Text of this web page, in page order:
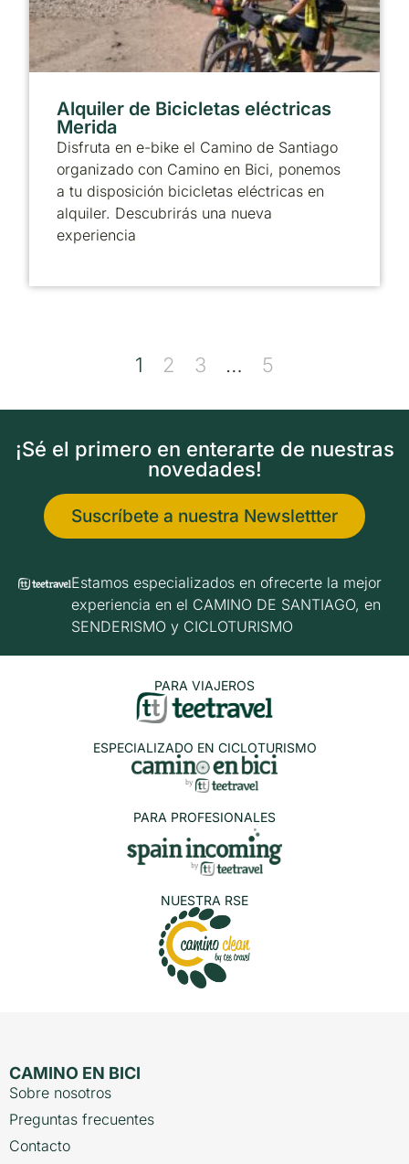
Alquiler de Bicicletas eléctricas
Merida
Disfruta en e-bike el Camino de Santiago
organizado con Camino en Bici, ponemos
a tu disposición bicicletas eléctricas en
alquiler. Descubrirás una nueva
experiencia
1 2 3 … 5
¡Sé el primero en enterarte de nuestras
novedades!
Suscríbete a nuestra Newslettter
Estamos especializados en ofrecerte la mejor
experiencia en el CAMINO DE SANTIAGO, en
SENDERISMO y CICLOTURISMO
PARA VIAJEROS
ESPECIALIZADO EN CICLOTURISMO
PARA PROFESIONALES
NUESTRA RSE
CAMINO EN BICI
Sobre nosotros
Preguntas frecuentes
Contacto